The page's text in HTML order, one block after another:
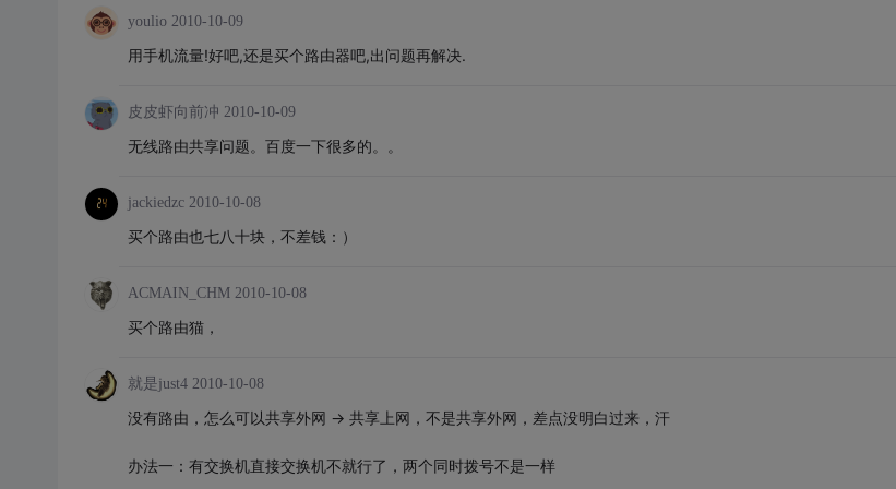
youlio 2010-10-09
用手机流量!好吧,还是买个路由器吧,出问题再解决.
皮皮虾向前冲 2010-10-09
无线路由共享问题。百度一下很多的。。
jackiedzc 2010-10-08
买个路由也七八十块，不差钱：）
ACMAIN_CHM 2010-10-08
买个路由猫，
就是just4 2010-10-08
没有路由，怎么可以共享外网 -> 共享上网，不是共享外网，差点没明白过来，汗
办法一：有交换机直接交换机不就行了，两个同时拨号不是一样